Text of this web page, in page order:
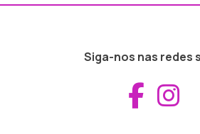
Siga-nos nas redes